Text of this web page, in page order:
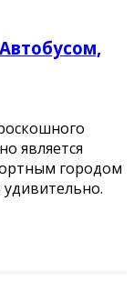
является
городом